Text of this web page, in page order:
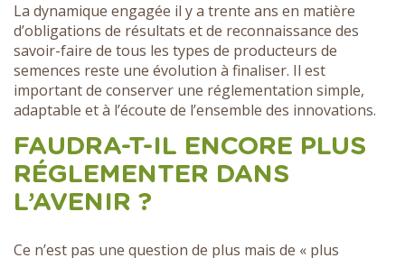
La dynamique engagée il y a trente ans en matière
d’obligations de résultats et de reconnaissance des
savoir-faire de tous les types de producteurs de
semences reste une évolution à finaliser. Il est
important de conserver une réglementation simple,
adaptable et à l’écoute de l’ensemble des innovations.
FAUDRA-T-IL ENCORE PLUS
RÉGLEMENTER DANS
L’AVENIR ?
Ce n’est pas une question de plus mais de « plus